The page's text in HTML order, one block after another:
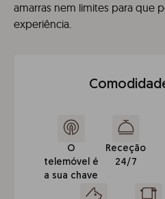
amarras nem limites para que
experiência.
O
telemóvel é
a sua chave
Receção
24/7